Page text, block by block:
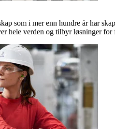
som i mer enn hundre år har
hele verden og tilbyr løsninger